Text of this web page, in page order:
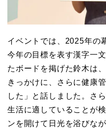
イベントでは、2025年の
今年の目標を表す漢字一
たボードを掲げた鈴木は
きっかけに、さらに健康
した」と話しました。さ
生活に適していることが
ンを開けて日光を浴びな